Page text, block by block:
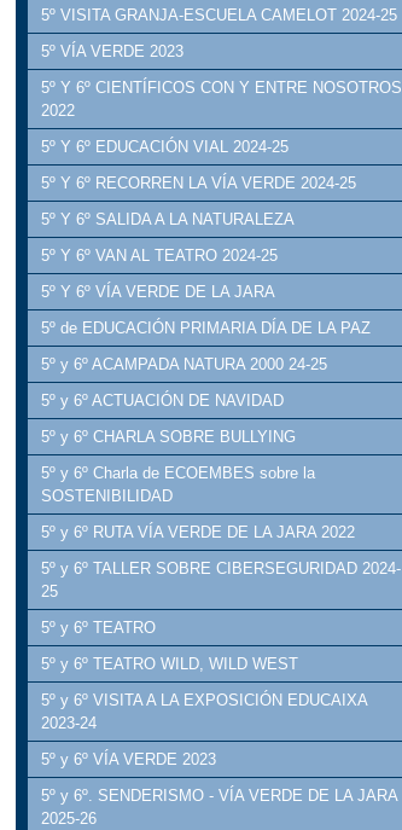
5º VISITA GRANJA-ESCUELA CAMELOT 2024-25
5º VÍA VERDE 2023
5º Y 6º CIENTÍFICOS CON Y ENTRE NOSOTROS
2022
5º Y 6º EDUCACIÓN VIAL 2024-25
5º Y 6º RECORREN LA VÍA VERDE 2024-25
5º Y 6º SALIDA A LA NATURALEZA
5º Y 6º VAN AL TEATRO 2024-25
5º Y 6º VÍA VERDE DE LA JARA
5º de EDUCACIÓN PRIMARIA DÍA DE LA PAZ
5º y 6º ACAMPADA NATURA 2000 24-25
5º y 6º ACTUACIÓN DE NAVIDAD
5º y 6º CHARLA SOBRE BULLYING
5º y 6º Charla de ECOEMBES sobre la
SOSTENIBILIDAD
5º y 6º RUTA VÍA VERDE DE LA JARA 2022
5º y 6º TALLER SOBRE CIBERSEGURIDAD 2024-
25
5º y 6º TEATRO
5º y 6º TEATRO WILD, WILD WEST
5º y 6º VISITA A LA EXPOSICIÓN EDUCAIXA
2023-24
5º y 6º VÍA VERDE 2023
5º y 6º. SENDERISMO - VÍA VERDE DE LA JARA
2025-26